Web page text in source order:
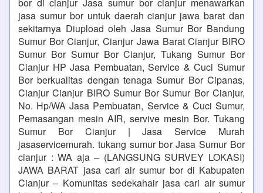
jasa sumur bor untuk daerah cianjur jawa barat dan
sekitarnya Diupload oleh Jasa Sumur Bor Bandung
Sumur Bor Cianjur, Cianjur Jawa Barat Cianjur BIRO
Sumur Bor Sumur Bor Cianjur, Tukang Sumur Bor
Cianjur HP Jasa Pembuatan, Service & Cuci Sumur
Bor berkualitas dengan tenaga Sumur Bor Cipanas,
Cianjur Cianjur BIRO Sumur Bor Sumur Bor Cianjur,
No. Hp/WA Jasa Pembuatan, Service & Cuci Sumur,
Pemasangan mesin AIR, servive mesin Bor. Tukang
Sumur Bor Cianjur | Jasa Service Murah
jasaservicemurah. tukang sumur bor Jasa Sumur Bor
cianjur : WA aja – (LANGSUNG SURVEY LOKASI)
JAWA BARAT jasa cari air sumur bor di Kabupaten
Cianjur – Komunitas sedekahair jasa cari air sumur